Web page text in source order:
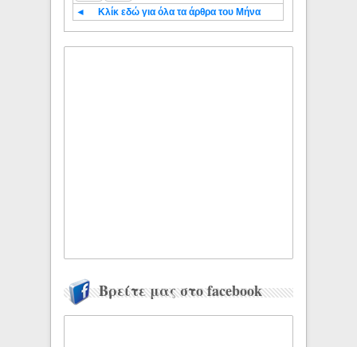
◄ Κλίκ εδώ για όλα τα άρθρα του Μήνα
Βρείτε μας στο facebook